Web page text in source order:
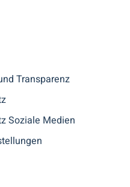
Transparenz
Soziale Medien